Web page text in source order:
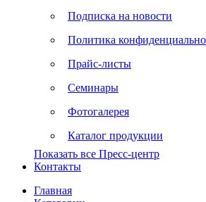
Подписка на новости
Политика
Прайс-листы
Семинары
Фотогалерея
Каталог продукции
Показать все Пресс-центр
Контакты
Главная